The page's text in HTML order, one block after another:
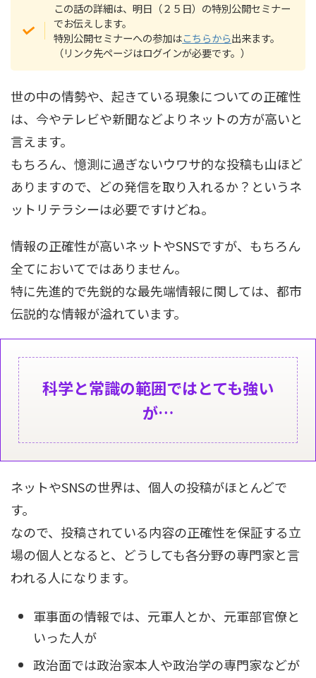
この話の詳細は、明日（２５日）の特別公開セミナー
でお伝えします。
特別公開セミナーへの参加はこちらから出来ます。
（リンク先ページはログインが必要です。）
世の中の情勢や、起きている現象についての正確性
は、今やテレビや新聞などよりネットの方が高いと
言えます。
もちろん、憶測に過ぎないウワサ的な投稿も山ほど
ありますので、どの発信を取り入れるか？というネ
ットリテラシーは必要ですけどね。
情報の正確性が高いネットやSNSですが、もちろん
全てにおいてではありません。
特に先進的で先鋭的な最先端情報に関しては、都市
伝説的な情報が溢れています。
科学と常識の範囲ではとても強い
が…
ネットやSNSの世界は、個人の投稿がほとんどで
す。
なので、投稿されている内容の正確性を保証する立
場の個人となると、どうしても各分野の専門家と言
われる人になります。
軍事面の情報では、元軍人とか、元軍部官僚と
いった人が
政治面では政治家本人や政治学の専門家などが